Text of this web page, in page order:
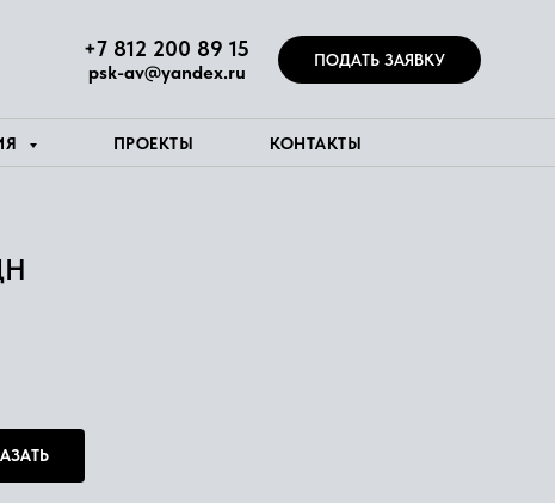
+7 812 200 89 15
psk-av@yandex.ru
ПОДАТЬ ЗАЯВКУ
ПРОЕКТЫ КОНТАКТЫ